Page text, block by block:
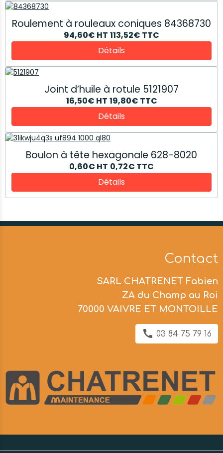
Roulement à rouleaux coniques 84368730
94,60€ HT 113,52€ TTC
Détails
Joint d’huile à rotule 5121907
16,50€ HT 19,80€ TTC
Détails
Boulon à tête hexagonale 628-8020
0,60€ HT 0,72€ TTC
Détails
Contact
SARL CHATRENET Fabien
ZA du Champ au Roi
70000 VAIVRE ET MONTOILLE
03 84 75 79 16